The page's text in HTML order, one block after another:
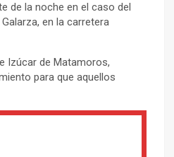
de la noche en el caso del
en la carretera
Izúcar de Matamoros,
para que aquellos